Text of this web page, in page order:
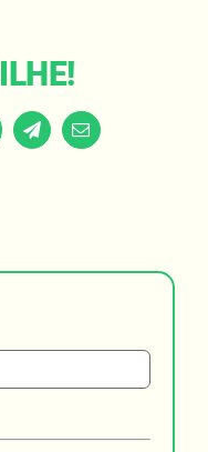
TelegramEmail